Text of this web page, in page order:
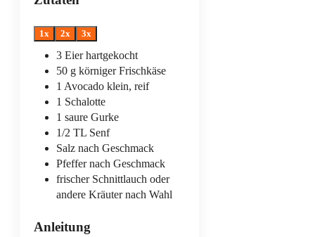
1x 2x 3x
3 Eier hartgekocht
50 g körniger Frischkäse
1 Avocado klein, reif
1 Schalotte
1 saure Gurke
1/2 TL Senf
Salz nach Geschmack
Pfeffer nach Geschmack
frischer Schnittlauch oder
andere Kräuter nach Wahl
Anleitung